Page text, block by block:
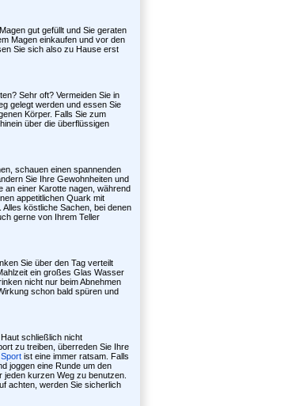
gut gefüllt und Sie geraten
Magen einkaufen und vor den
Sie sich also zu Hause erst
Sehr oft? Vermeiden Sie in
gelegt werden und essen Sie
Körper. Falls Sie zum
über die überflüssigen
schauen einen spannenden
Sie Ihre Gewohnheiten und
an einer Karotte nagen, während
appetitlichen Quark mit
. Alles köstliche Sachen, bei denen
gerne von Ihrem Teller
Sie über den Tag verteilt
ein großes Glas Wasser
nicht nur beim Abnehmen
schon bald spüren und
schließlich nicht
zu treiben, überreden Sie Ihre
ist eine immer ratsam. Falls
joggen eine Runde um den
kurzen Weg zu benutzen.
achten, werden Sie sicherlich